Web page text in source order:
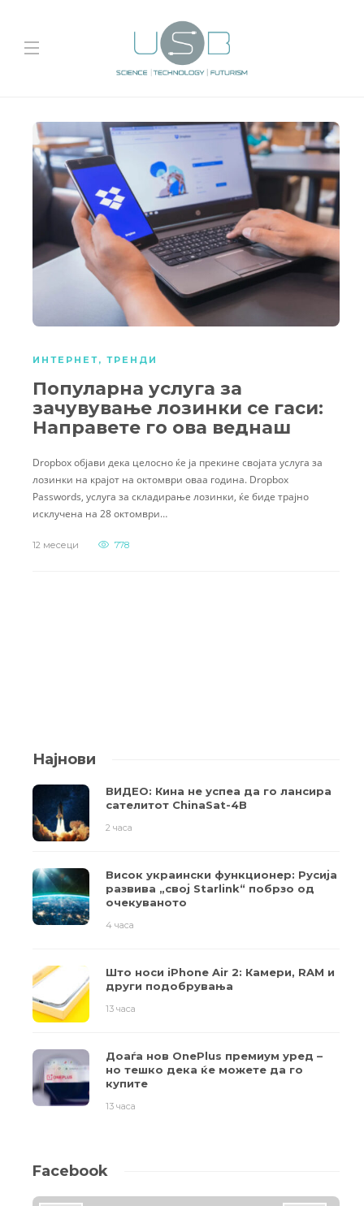
ИНТЕРНЕТ, ТРЕНДИ
Популарна услуга за
зачувување лозинки се гаси:
Направете го ова веднаш
Dropbox објави дека целосно ќе ја прекине својата услуга за
лозинки на крајот на октомври оваа година. Dropbox
Passwords, услуга за складирање лозинки, ќе биде трајно
исклучена на 28 октомври…
12 месеци 778
Најнови
ВИДЕО: Кина не успеа да го лансира
сателитот ChinaSat-4B
2 часа
Висок украински функционер: Русија
развива „свој Starlink“ побрзо од
очекуваното
4 часа
Што носи iPhone Air 2: Камери, RAM и
други подобрувања
13 часа
Доаѓа нов OnePlus премиум уред –
но тешко дека ќе можете да го
купите
13 часа
Facebook